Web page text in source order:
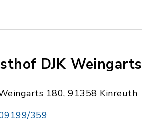
DJK Weingarts
180, 91358 Kinreuth
359